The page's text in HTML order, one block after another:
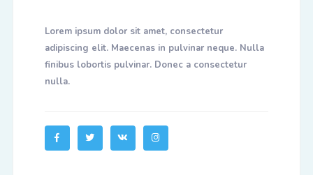
Lorem ipsum dolor sit amet, consectetur
adipiscing elit. Maecenas in pulvinar neque. Nulla
finibus lobortis pulvinar. Donec a consectetur
nulla.